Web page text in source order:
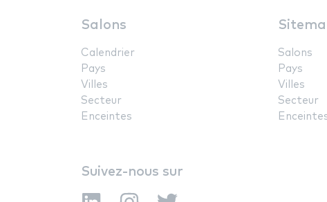
Salons
Calendrier
Pays
Villes
Secteur
Enceintes
Salons
Pays
Villes
Secteur
Suivez-nous sur